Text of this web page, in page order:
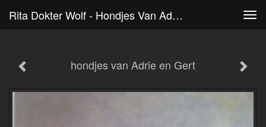
Rita Dokter Wolf - Hondjes Van Adrie En Gert
hondjes van Adrie en Gert